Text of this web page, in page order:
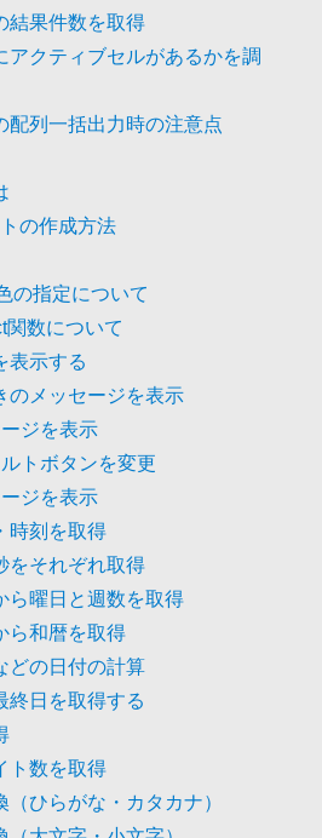
結果件数を取得
アクティブセルがあるかを調
配列一括出力時の注意点
の作成方法
の指定について
関数について
表示する
のメッセージを表示
ジを表示
トボタンを変更
ジを表示
時刻を取得
をそれぞれ取得
ら曜日と週数を取得
ら和暦を取得
どの日付の計算
終日を取得する
ト数を取得
（ひらがな・カタカナ）